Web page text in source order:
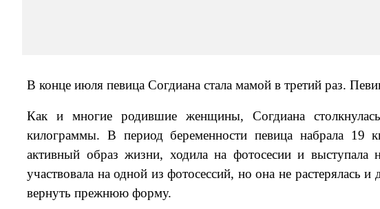
В конце июля певица Согдиана стала мамой в третий раз.
Как и многие родившие женщины, Согдиана
килограммы. В период беременности певица набрала 19
активный образ жизни, ходила на фотосесии и
участвовала на одной из фотосессий, но она не растерялась
вернуть прежнюю форму.